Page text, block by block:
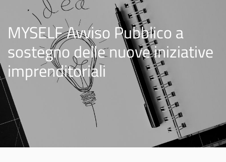
MYSELF Avviso Pubblico a
sostegno delle nuove iniziative
imprenditoriali